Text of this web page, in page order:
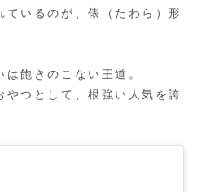
ているのが、俵（たわら）形
飽きのこない王道。
つとして、根強い人気を誇